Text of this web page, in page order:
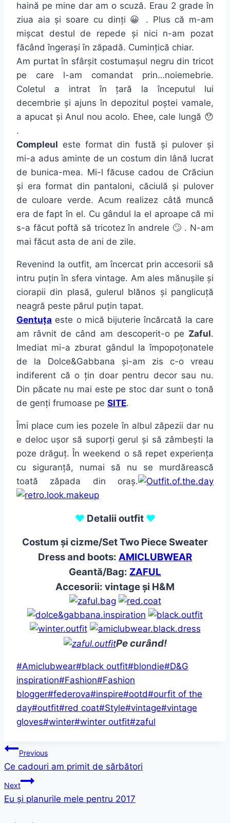
haină pe mine dar am o scuză. Erau 2 grade în
ziua aia și soare cu dinți 😀 . Plus că m-am
mișcat destul de repede și nici n-am pozat
făcând îngerași în zăpadă. Cumințică chiar.
Am purtat în sfârșit costumașul negru din tricot
pe care l-am comandat prin…noiemebrie.
Coletul a intrat în țară la începutul lui
decembrie și ajuns în depozitul poștei vamale,
a apucat și Anul nou acolo. Ehee, cale lungă 😯
.
Compleul este format din fustă și pulover și
mi-a adus aminte de un costum din lână lucrat
de bunica-mea. Mi-l făcuse cadou de Crăciun
și era format din pantaloni, căciulă și pulover
de culoare verde. Acum realizez câtă muncă
era de fapt în el. Cu gândul la el aproape că mi
s-a făcut poftă să tricotez în andrele 🙄 . N-am
mai făcut asta de ani de zile.
Revenind la outfit, am încercat prin accesorii să
intru puțin în sfera vintage. Am ales mănușile și
ciorapii din plasă, gulerul blănos și panglicuță
neagră peste părul puțin tapat.
Gentuța este o mică bijuterie încărcată la care
am râvnit de când am descoperit-o pe Zaful.
Imediat mi-a zburat gândul la împopoțonatele
de la Dolce&Gabbana și-am zis c-o vreau
indiferent că o țin doar pentru decor sau nu.
Din păcate nu mai este pe stoc dar sunt o tonă
de genți frumoase pe SITE.
Îmi place cum ies pozele în albul zăpezii dar nu
e deloc ușor să suporți gerul și să zâmbești la
poze drăguț. În weekend o să repet experiența
cu siguranță, numai să nu se murdărească
toată zăpada din oraș.
♥ Detalii outfit ♥
Costum și cizme/Set Two Piece Sweater
Dress and boots: AMICLUBWEAR
Geantă/Bag: ZAFUL
Accesorii: vintage și H&M
Pe curând!
Post
Tags:
#Amiclubwear#black outfit#blondie#D&G
inspiration#Fashion#Fashion
blogger#federova#inspire#ootd#ourfit of the
day#outfit#red coat#Style#vintage#vintage
gloves#winter#winter outfit#zaful
Post
navigation
Previous
Ce cadouri am primit de sărbători
Next
Eu și planurile mele pentru 2017